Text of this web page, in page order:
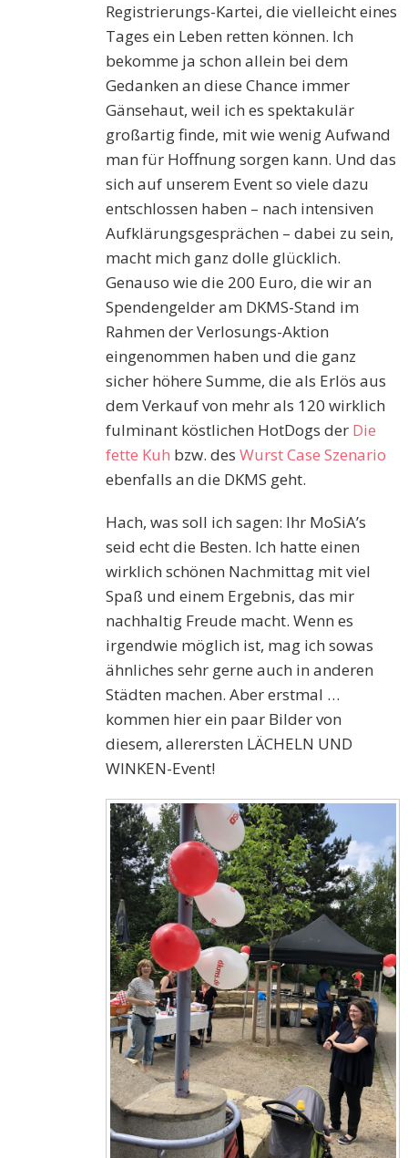
Registrierungs-Kartei, die vielleicht eines
Tages ein Leben retten können. Ich
bekomme ja schon allein bei dem
Gedanken an diese Chance immer
Gänsehaut, weil ich es spektakulär
großartig finde, mit wie wenig Aufwand
man für Hoffnung sorgen kann. Und das
sich auf unserem Event so viele dazu
entschlossen haben – nach intensiven
Aufklärungsgesprächen – dabei zu sein,
macht mich ganz dolle glücklich.
Genauso wie die 200 Euro, die wir an
Spendengelder am DKMS-Stand im
Rahmen der Verlosungs-Aktion
eingenommen haben und die ganz
sicher höhere Summe, die als Erlös aus
dem Verkauf von mehr als 120 wirklich
fulminant köstlichen HotDogs der Die
fette Kuh bzw. desWurst Case Szenario
ebenfalls an die DKMS geht.
Hach, was soll ich sagen: Ihr MoSiA’s
seid echt die Besten. Ich hatte einen
wirklich schönen Nachmittag mit viel
Spaß und einem Ergebnis, das mir
nachhaltig Freude macht. Wenn es
irgendwie möglich ist, mag ich sowas
ähnliches sehr gerne auch in anderen
Städten machen. Aber erstmal …
kommen hier ein paar Bilder von
diesem, allerersten LÄCHELN UND
WINKEN-Event!